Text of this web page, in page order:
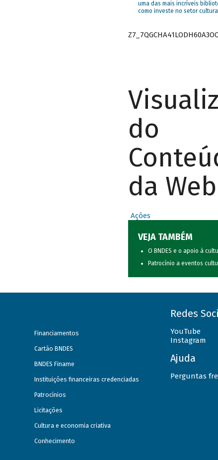
uma das mais incríveis
como investe no setor
do
da Web
Ações
VEJA TAMBÉM
O BNDES e o apoio à
Patrocínio a eventos
Financiamentos
Cartão BNDES
BNDES Finame
Instituições financeiras credenciadas
Patrocínios
Licitações
Cultura e economia criativa
Conhecimento
Redes
YouTube
Instagram
Ajuda
Perguntas